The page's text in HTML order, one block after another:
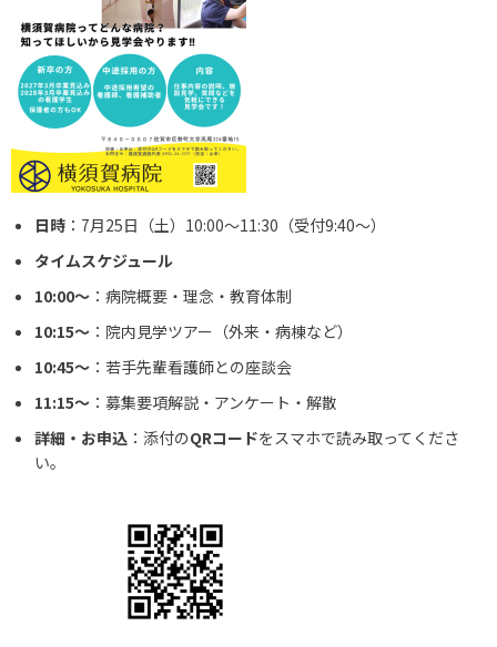
日時 ： 7月25日（土） 10:00～11:30 （受付9:40～）
タイムスケジュール
10:00～ ：病院概要・理念・教育体制
10:15～ ：院内見学ツアー（外来・病棟など）
10:45～ ：若手先輩看護師との座談会
11:15～ ：募集要項解説・アンケート・解散
詳細・お申込 ：添付のQRコードをスマホで読み取ってくださ
い。